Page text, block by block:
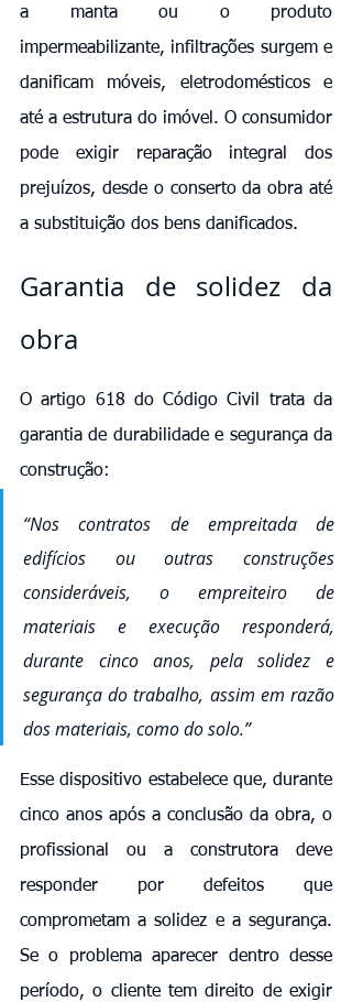
a manta ou o produto
impermeabilizante, infiltrações surgem e
danificam móveis, eletrodomésticos e
até a estrutura do imóvel. O consumidor
pode exigir reparação integral dos
prejuízos, desde o conserto da obra até
a substituição dos bens danificados.
Garantia de solidez da
obra
O artigo 618 do Código Civil trata da
garantia de durabilidade e segurança da
construção:
“Nos contratos de empreitada de
edifícios ou outras construções
consideráveis, o empreiteiro de
materiais e execução responderá,
durante cinco anos, pela solidez e
segurança do trabalho, assim em razão
dos materiais, como do solo.”
Esse dispositivo estabelece que, durante
cinco anos após a conclusão da obra, o
profissional ou a construtora deve
responder por defeitos que
comprometam a solidez e a segurança.
Se o problema aparecer dentro desse
período, o cliente tem direito de exigir